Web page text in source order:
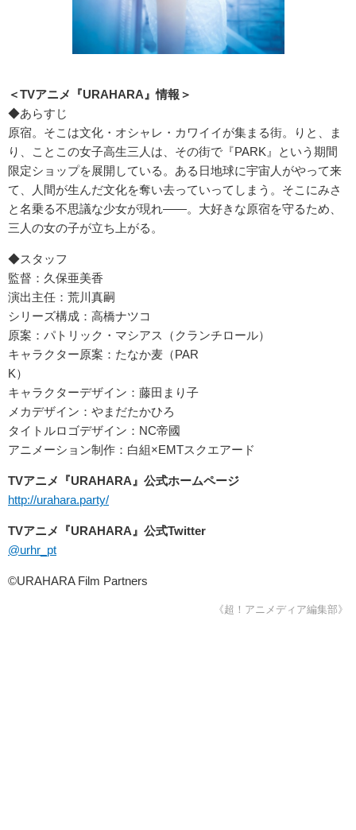
＜TVアニメ『URAHARA』情報＞
◆あらすじ
原宿。そこは文化・オシャレ・カワイイが集まる街。りと、ま
り、ことこの女子高生三人は、その街で『PARK』という期間
限定ショップを展開している。ある日地球に宇宙人がやって来
て、人間が生んだ文化を奪い去っていってしまう。そこにみさ
と名乗る不思議な少女が現れ――。大好きな原宿を守るため、
三人の女の子が立ち上がる。
◆スタッフ
監督：久保亜美香
演出主任：荒川真嗣
シリーズ構成：高橋ナツコ
原案：パトリック・マシアス（クランチロール）
キャラクター原案：たなか麦（PAR
K）
キャラクターデザイン：藤田まり子
メカデザイン：やまだたかひろ
タイトルロゴデザイン：NC帝國
アニメーション制作：白組×EMTスクエアード
TVアニメ『URAHARA』公式ホームページ
http://urahara.party/
TVアニメ『URAHARA』公式Twitter
@urhr_pt
©URAHARA Film Partners
《超！アニメディア編集部》